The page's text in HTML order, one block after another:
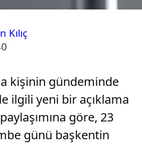
kişinin gündeminde
ilgili yeni bir açıklama
göre, 23
günü başkentin